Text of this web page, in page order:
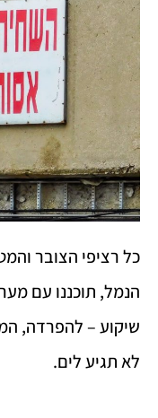
כל רציפי הצובר
הנמל, תוכננו עם
שיקוע – להפרדה,
לא תגיע לים.